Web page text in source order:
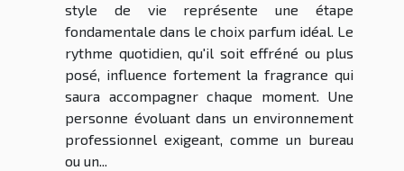
style de vie représente une étape
fondamentale dans le choix parfum idéal. Le
rythme quotidien, qu'il soit effréné ou plus
posé, influence fortement la fragrance qui
saura accompagner chaque moment. Une
personne évoluant dans un environnement
professionnel exigeant, comme un bureau
ou un...